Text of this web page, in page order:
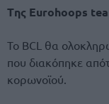
Tης Eurohoops
Το BCL θα
που διακόπηκε
κορωνοϊού.